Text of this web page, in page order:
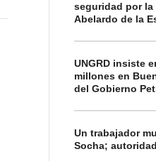
seguridad por
Abelardo de la
UNGRD insiste
millones en
del Gobierno
Un trabajador
Socha;